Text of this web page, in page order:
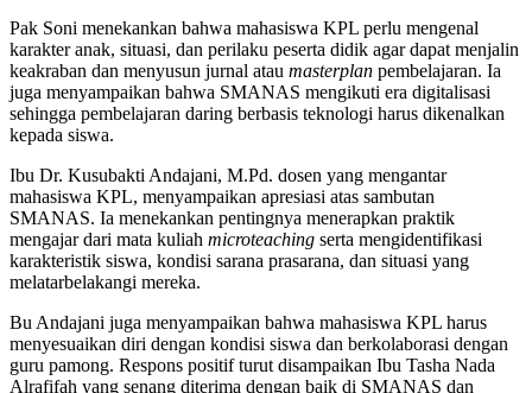
Pak Soni menekankan bahwa mahasiswa KPL perlu mengenal
karakter anak, situasi, dan perilaku peserta didik agar dapat menjalin
keakraban dan menyusun jurnal atau masterplan pembelajaran. Ia
juga menyampaikan bahwa SMANAS mengikuti era digitalisasi
sehingga pembelajaran daring berbasis teknologi harus dikenalkan
kepada siswa.
Ibu Dr. Kusubakti Andajani, M.Pd. dosen yang mengantar
mahasiswa KPL, menyampaikan apresiasi atas sambutan
SMANAS. Ia menekankan pentingnya menerapkan praktik
mengajar dari mata kuliah microteaching serta mengidentifikasi
karakteristik siswa, kondisi sarana prasarana, dan situasi yang
melatarbelakangi mereka.
Bu Andajani juga menyampaikan bahwa mahasiswa KPL harus
menyesuaikan diri dengan kondisi siswa dan berkolaborasi dengan
guru pamong. Respons positif turut disampaikan Ibu Tasha Nada
Alrafifah yang senang diterima dengan baik di SMANAS dan